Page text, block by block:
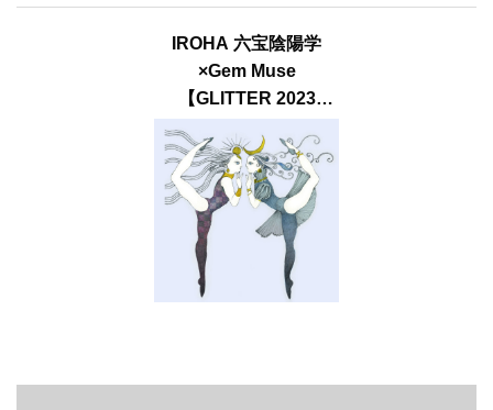
IROHA 六宝陰陽学
×Gem Muse
【GLITTER 2023
SUMMER issue】